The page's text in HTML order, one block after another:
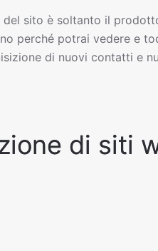
del sito è soltanto il
perché potrai vedere e
di nuovi contatti e
di siti